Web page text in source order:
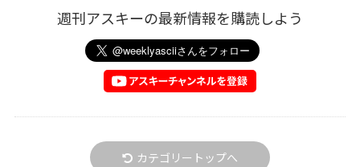
週刊アスキーの最新情報を購読しよう
カテゴリートップへ